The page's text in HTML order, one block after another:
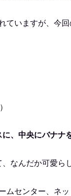
ていますが、今
、中央にバナナ
なんだか可愛ら
センター、ネ